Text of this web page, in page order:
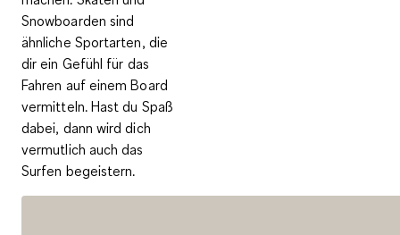
Snowboarden sind
ähnliche Sportarten, die
dir ein Gefühl für das
Fahren auf einem Board
vermitteln. Hast du Spaß
dabei, dann wird dich
vermutlich auch das
Surfen begeistern.